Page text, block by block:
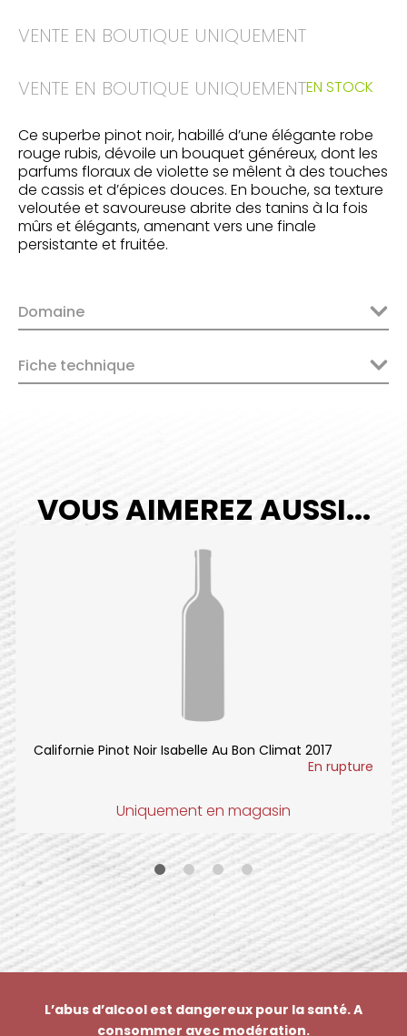
VENTE EN BOUTIQUE UNIQUEMENT
VENTE EN BOUTIQUE UNIQUEMENTEN STOCK
Ce superbe pinot noir, habillé d’une élégante robe
rouge rubis, dévoile un bouquet généreux, dont les
parfums floraux de violette se mêlent à des touches
de cassis et d’épices douces. En bouche, sa texture
veloutée et savoureuse abrite des tanins à la fois
mûrs et élégants, amenant vers une finale
persistante et fruitée.
Domaine
Fiche technique
VOUS AIMEREZ AUSSI...
Californie Pinot Noir Isabelle Au Bon Climat 2017
En rupture
Uniquement en magasin
L’abus d’alcool est dangereux pour la santé. A
consommer avec modération.